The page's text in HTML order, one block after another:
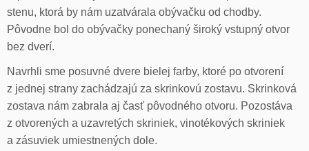
stenu, ktorá by nám uzatvárala obývačku od chodby.
Pôvodne bol do obývačky ponechaný široký vstupný otvor
bez dverí.
Navrhli sme posuvné dvere bielej farby, ktoré po otvorení
z jednej strany zachádzajú za skrinkovú zostavu. Skrinková
zostava nám zabrala aj časť pôvodného otvoru. Pozostáva
z otvorených a uzavretých skriniek, vinotékových skriniek
a zásuviek umiestnených dole.